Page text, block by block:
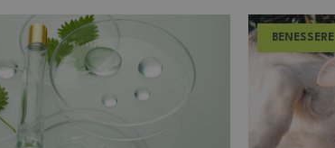
BENESSERE